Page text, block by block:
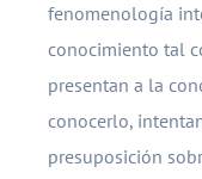
fenomenología
conocimiento tal
presentan a la
conocerlo,
presuposición